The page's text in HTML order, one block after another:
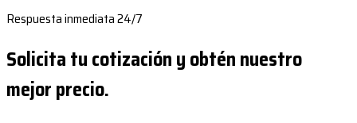
Respuesta inmediata 24/7
Solicita tu cotización y obtén nuestro
mejor precio.